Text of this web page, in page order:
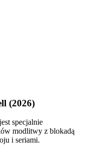
(2026)
specjalnie
modlitwy z blokadą
i seriami.